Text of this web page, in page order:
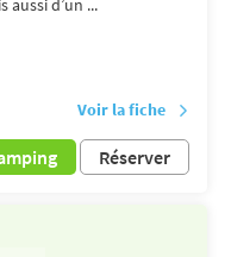
Voir la fiche
Réserver